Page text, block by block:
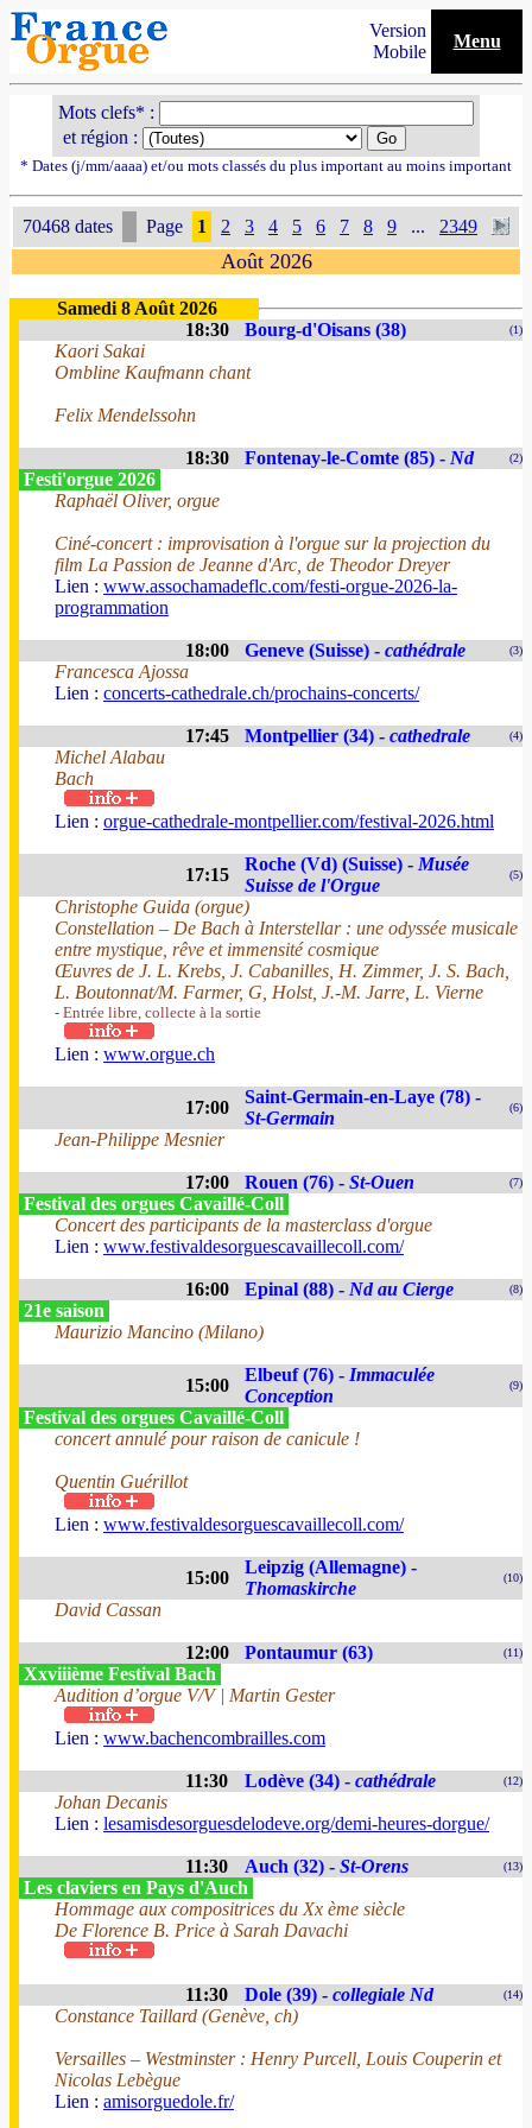
Version
Mobile
Menu
Mots clefs* :
et région :
* Dates (j/mm/aaaa) et/ou mots classés du plus important au moins important
70468 dates Page 1 2 3 4 5 6 7 8 9 ... 2349
Août 2026
Samedi 8 Août 2026
18:30
Bourg-d'Oisans (38) (1)
Kaori Sakai
Ombline Kaufmann chant
Felix Mendelssohn
18:30 Fontenay-le-Comte (85) - Nd (2)
Festi'orgue 2026
Raphaël Oliver, orgue
Ciné-concert : improvisation à l'orgue sur la projection du
film La Passion de Jeanne d'Arc, de Theodor Dreyer
Lien : www.assochamadeflc.com/festi-orgue-2026-la-
programmation
18:00 Geneve (Suisse) - cathédrale (3)
Francesca Ajossa
Lien : concerts-cathedrale.ch/prochains-concerts/
17:45 Montpellier (34) - cathedrale (4)
Michel Alabau
Bach
Lien : orgue-cathedrale-montpellier.com/festival-2026.html
17:15
Roche (Vd) (Suisse) - Musée
Suisse de l'Orgue
(5)
Christophe Guida (orgue)
Constellation – De Bach à Interstellar : une odyssée musicale
entre mystique, rêve et immensité cosmique
Œuvres de J. L. Krebs, J. Cabanilles, H. Zimmer, J. S. Bach,
L. Boutonnat/M. Farmer, G, Holst, J.-M. Jarre, L. Vierne
- Entrée libre, collecte à la sortie
Lien : www.orgue.ch
17:00
Saint-Germain-en-Laye (78) -
St-Germain
(6)
Jean-Philippe Mesnier
17:00 Rouen (76) - St-Ouen (7)
Festival des orgues Cavaillé-Coll
Concert des participants de la masterclass d'orgue
Lien : www.festivaldesorguescavaillecoll.com/
16:00 Epinal (88) - Nd au Cierge (8)
21e saison
Maurizio Mancino (Milano)
15:00
Elbeuf (76) - Immaculée
Conception
(9)
Festival des orgues Cavaillé-Coll
concert annulé pour raison de canicule !
Quentin Guérillot
Lien : www.festivaldesorguescavaillecoll.com/
15:00
Leipzig (Allemagne) -
Thomaskirche
(10)
David Cassan
12:00 Pontaumur (63) (11)
Xxviiième Festival Bach
Audition d’orgue V/V | Martin Gester
Lien : www.bachencombrailles.com
11:30 Lodève (34) - cathédrale (12)
Johan Decanis
Lien : lesamisdesorguesdelodeve.org/demi-heures-dorgue/
11:30 Auch (32) - St-Orens (13)
Les claviers en Pays d'Auch
Hommage aux compositrices du Xx ème siècle
De Florence B. Price à Sarah Davachi
11:30 Dole (39) - collegiale Nd (14)
Constance Taillard (Genève, ch)
Versailles – Westminster : Henry Purcell, Louis Couperin et
Nicolas Lebègue
Lien : amisorguedole.fr/